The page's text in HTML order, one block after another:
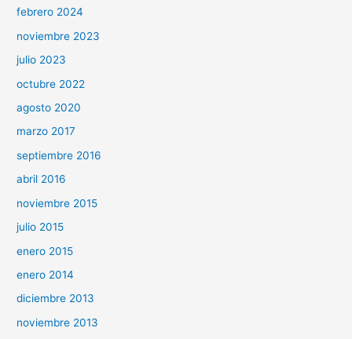
febrero 2024
noviembre 2023
julio 2023
octubre 2022
agosto 2020
marzo 2017
septiembre 2016
abril 2016
noviembre 2015
julio 2015
enero 2015
enero 2014
diciembre 2013
noviembre 2013